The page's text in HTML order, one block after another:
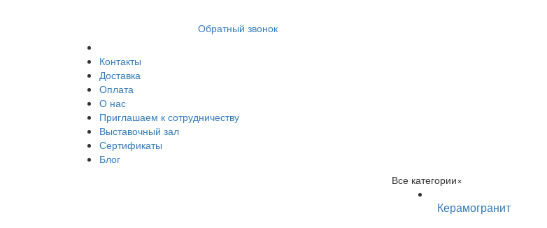
Обратный звонок
Контакты
Доставка
Оплата
О нас
Приглашаем к сотрудничеству
Выставочный зал
Сертификаты
Блог
Все категории×
Керамогранит